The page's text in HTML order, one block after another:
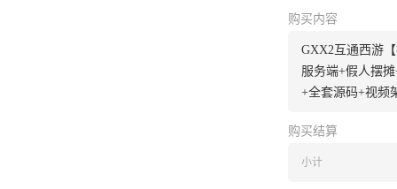
购买内容
GXX2互通西游
服务端+假人摆
+全套源码+视频
购买结算
小计